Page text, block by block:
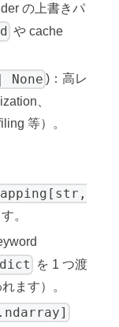
の上書きパ
や cache
None )：高レ
、
等）。
。
dict
を 1 つ渡
ます）。